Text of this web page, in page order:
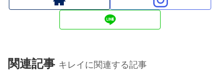
関連記事 キレイに関連する記事